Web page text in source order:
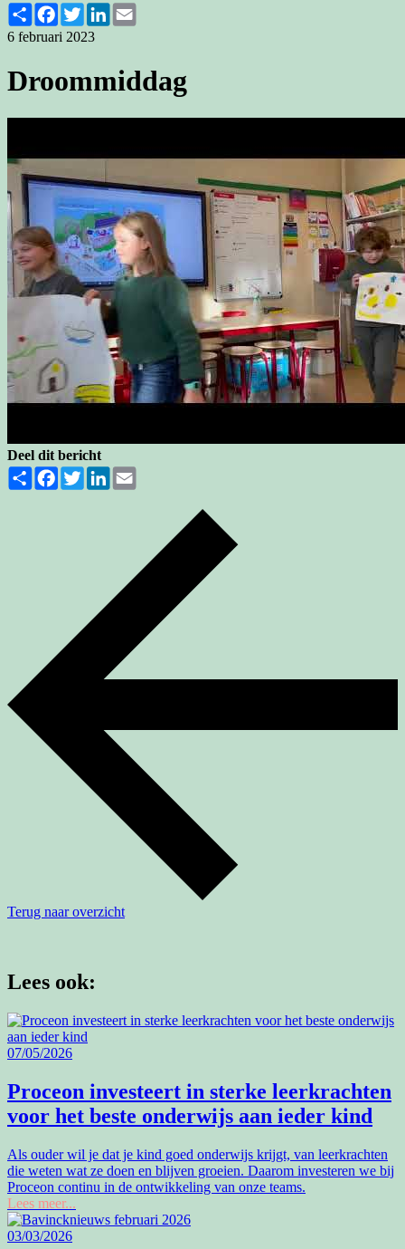
Share FacebookTwitterLinkedInEmail
6 februari 2023
Droommiddag
Deel dit bericht
Share FacebookTwitterLinkedInEmail
Terug naar overzicht
Lees ook:
07/05/2026
Proceon investeert in sterke leerkrachten
voor het beste onderwijs aan ieder kind
Als ouder wil je dat je kind goed onderwijs krijgt, van leerkrachten
die weten wat ze doen en blijven groeien. Daarom investeren we bij
Proceon continu in de ontwikkeling van onze teams.
Lees meer...
03/03/2026